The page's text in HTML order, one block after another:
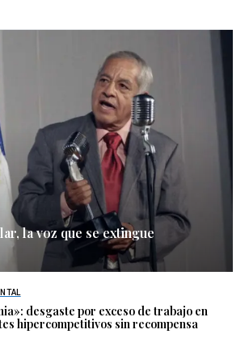
la voz que se extingue
desgaste por exceso de trabajo en
hipercompetitivos sin recompensa